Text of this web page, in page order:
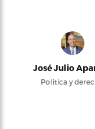
José Julio
Política y